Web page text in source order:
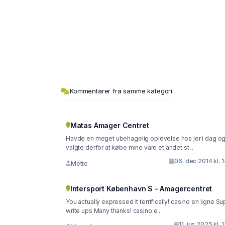
Kommentarer fra samme kategori
Matas Amager Centret
Havde en meget ubehagelig oplevelse hos jer i dag og
valgte derfor at købe mine vare et andet st...
Mette 06. dec 2014 kl.
Intersport København S - Amagercentret
You actually expressed it terrifically! casino en ligne
write ups Many thanks! casino e...